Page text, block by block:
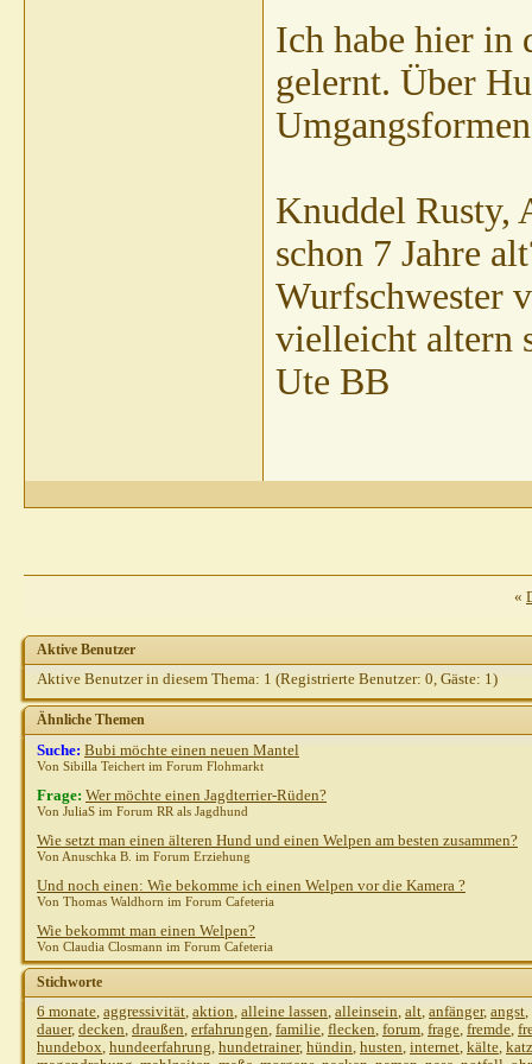
Hallo Mandy, Du fragst...09.09.2001, 21:30
Hallo Mandy, mit den...10.09.2001, 10:35
Ich habe hier in
gelernt. Über
Knuddel Rusty,
schon 7 Jahre
Wurfschwester
vielleicht altern
Ute BB
«
Aktive Benutzer
Aktive Benutzer in diesem Thema: 1 (Registrierte Benutzer: 0, Gäste: 1)
Ähnliche Themen
Suche: Bubi möchte einen neuen Mantel
Von Sibilla Teichert im Forum Flohmarkt
Frage: Wer möchte einen Jagdterrier-Rüden?
Von JuliaS im Forum RR als Jagdhund
Wie setzt man einen älteren Hund und einen Welpen am besten zusammen?
Von Anuschka B. im Forum Erziehung
Und noch einen: Wie bekomme ich einen Welpen vor die Kamera ?
Von Thomas Waldhorn im Forum Cafeteria
Wie bekommt man einen Welpen?
Von Claudia Closmann im Forum Cafeteria
Stichworte
6 monate, aggressivität, aktion, alleine lassen, alleinsein, alt, anfänger, angst,
dauer, decken, draußen, erfahrungen, familie, flecken, forum, frage, fremde,
hundebox, hundeerfahrung, hundetrainer, hündin, husten, internet, kälte,